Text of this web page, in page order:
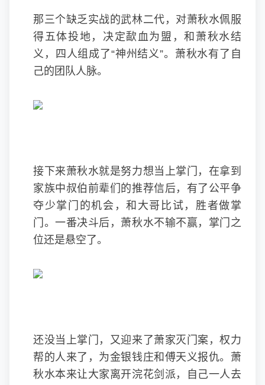
那三个缺乏实战的武林二代，对萧秋水佩服
得五体投地，决定歃血为盟，和萧秋水结
义，四人组成了“神州结义”。萧秋水有了自
己的团队人脉。
接下来萧秋水就是努力想当上掌门，在拿到
家族中叔伯前辈们的推荐信后，有了公平争
夺少掌门的机会，和大哥比试，胜者做掌
门。一番决斗后，萧秋水不输不赢，掌门之
位还是悬空了。
还没当上掌门，又迎来了萧家灭门案，权力
帮的人来了，为金银钱庄和傅天义报仇。萧
秋水本来让大家离开浣花剑派，自己一人去